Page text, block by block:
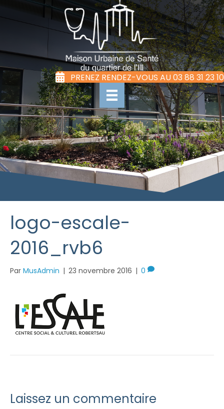
PRENEZ RENDEZ-VOUS AU 03 88 31 23 10
logo-escale-
2016_rvb6
Par MusAdmin | 23 novembre 2016 | 0
Laissez un commentaire